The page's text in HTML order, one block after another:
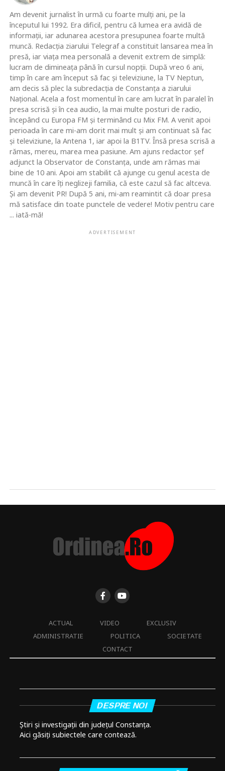
Am devenit jurnalist în urmă cu foarte mulţi ani, pe la
începutul lui 1992. Era dificil, pentru că lumea era avidă de
informaţii, iar adunarea acestora presupunea foarte multă
muncă. Redacţia ziarului Telegraf a constituit lansarea mea în
presă, iar viaţa mea personală a devenit extrem de simplă:
lucram de dimineaţa până în cursul nopţii. După vreo 6 ani,
timp în care am început să fac şi televiziune, la TV Neptun,
am decis să plec la subredacţia de Constanţa a ziarului
Naţional. Acela a fost momentul în care am lucrat în paralel în
presa scrisă şi în cea audio, la mai multe posturi de radio,
începând cu Europa FM şi terminând cu Mix FM. A venit apoi
perioada în care mi-am dorit mai mult şi am continuat să fac
şi televiziune, la Antena 1, iar apoi la B1TV. Însă presa scrisă a
rămas, mereu, marea mea pasiune. Am ajuns redactor şef
adjunct la Observator de Constanţa, unde am rămas mai
bine de 10 ani. Apoi am stabilit că ajunge cu genul acesta de
muncă în care îţi neglizeji familia, că este cazul să fac altceva.
Şi am devenit PR! După 5 ani, mi-am reamintit că doar presa
mă satisface din toate punctele de vedere! Motiv pentru care
... iată-mă!
ADVERTISEMENT
ACTUAL VIDEO
EXCLUSIV
ADMINISTRATIE
POLITICA
SOCIETATE
CONTACT
DESPRE NOI
Știri și investigații din județul Constanța.
Aici găsiți subiectele care contează.